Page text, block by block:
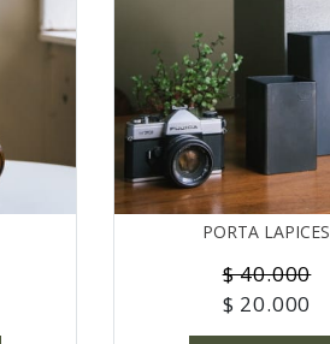
PORTA LAPICES
$ 40.000
$ 20.000